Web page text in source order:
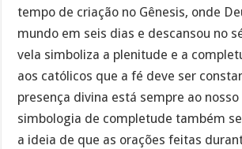
tempo de criação no Gênesis, onde
mundo em seis dias e descansou no
vela simboliza a plenitude e a
aos católicos que a fé deve ser
presença divina está sempre ao nosso
simbologia de completude também
a ideia de que as orações feitas